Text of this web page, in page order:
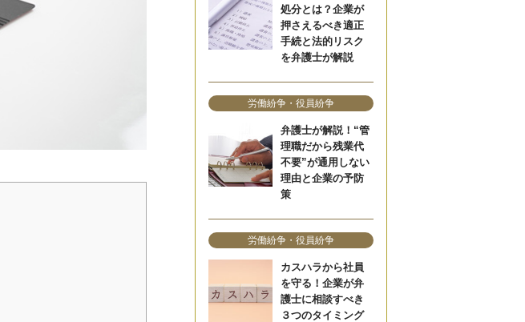
処分とは？企業が
押さえるべき適正
手続と法的リスク
を弁護士が解説
労働紛争・役員紛争
弁護士が解説！“管
理職だから残業代
不要”が通用しない
理由と企業の予防
策
労働紛争・役員紛争
カスハラから社員
を守る！企業が弁
護士に相談すべき
３つのタイミング